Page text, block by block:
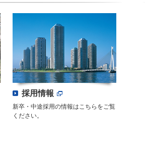
採用情報
新卒・中途採用の情報はこちらをご覧
ください。